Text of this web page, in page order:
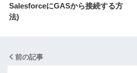
SalesforceにGASから接続する方
法)
前の記事